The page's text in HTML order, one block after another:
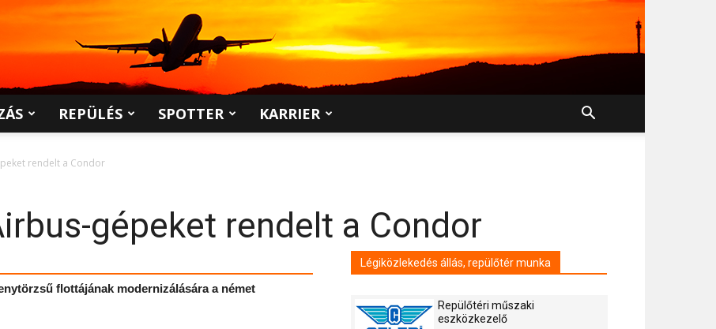
REPÜLÉS SPOTTER KARRIER
rendelt a Condor
gépeket rendelt a Condor
flottájának modernizálására a német
Légiközlekedés állás, repülőtér munka
Repülőtéri műszaki
eszközkezelő